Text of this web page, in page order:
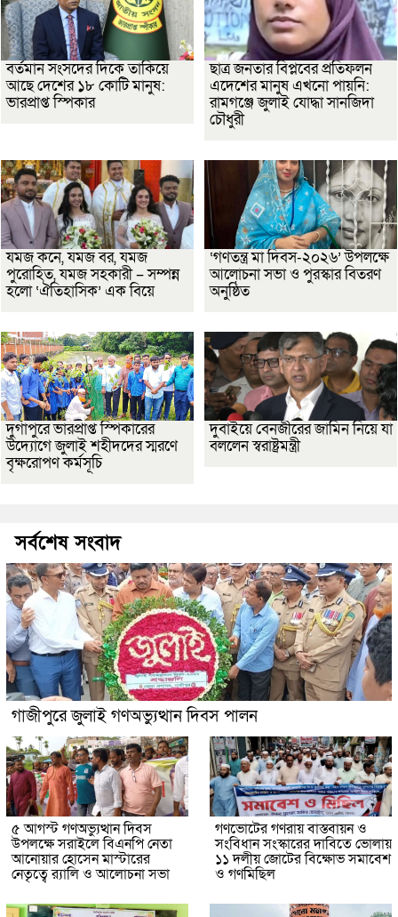
বর্তমান সংসদের দিকে তাকিয়ে
আছে দেশের ১৮ কোটি মানুষ:
ভারপ্রাপ্ত স্পিকার
ছাত্র জনতার বিপ্লবের প্রতিফলন
এদেশের মানুষ এখনো পায়নি:
রামগঞ্জে জুলাই যোদ্ধা সানজিদা
চৌধুরী
যমজ কনে, যমজ বর, যমজ
পুরোহিত, যমজ সহকারী – সম্পন্ন
হলো ‘ঐতিহাসিক’ এক বিয়ে
‘গণতন্ত্র মা দিবস-২০২৬’ উপলক্ষে
আলোচনা সভা ও পুরস্কার বিতরণ
অনুষ্ঠিত
দুর্গাপুরে ভারপ্রাপ্ত স্পিকারের
উদ্যোগে জুলাই শহীদদের স্মরণে
বৃক্ষরোপণ কর্মসূচি
দুবাইয়ে বেনজীরের জামিন নিয়ে যা
বললেন স্বরাষ্ট্রমন্ত্রী
সর্বশেষ সংবাদ
গাজীপুরে জুলাই গণঅভ্যুত্থান দিবস পালন
৫ আগস্ট গণঅভ্যুত্থান দিবস
উপলক্ষে সরাইলে বিএনপি নেতা
আনোয়ার হোসেন মাস্টারের
নেতৃত্বে র‍্যালি ও আলোচনা সভা
গণভোটের গণরায় বাস্তবায়ন ও
সংবিধান সংস্কারের দাবিতে ভোলায়
১১ দলীয় জোটের বিক্ষোভ সমাবেশ
ও গণমিছিল